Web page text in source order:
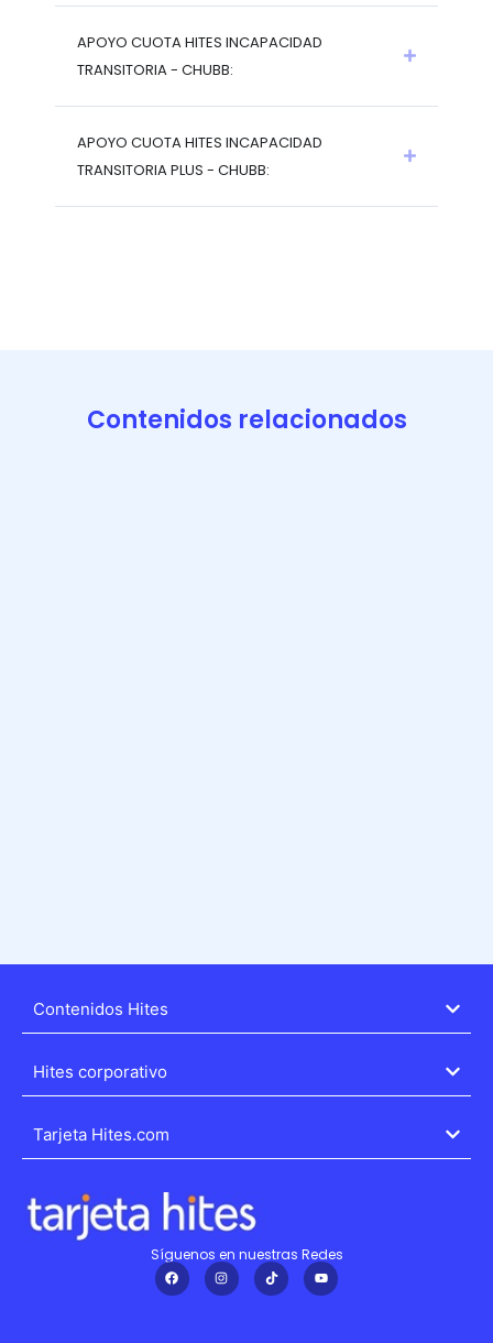
APOYO CUOTA HITES INCAPACIDAD
TRANSITORIA - CHUBB:
APOYO CUOTA HITES INCAPACIDAD
TRANSITORIA PLUS - CHUBB:
Contenidos relacionados
Contenidos Hites
Hites corporativo
Tarjeta Hites.com
Síguenos en nuestras Redes